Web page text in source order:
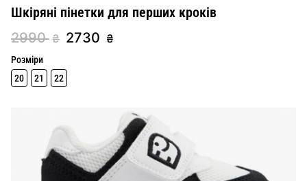
Шкіряні пінетки для перших кроків
2990 ₴ 2730 ₴
Розміри
20
21 22